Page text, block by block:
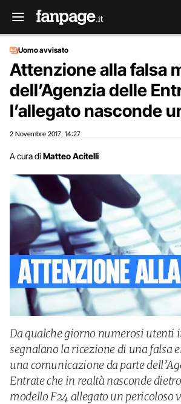
Uomo avvisato
Attenzione alla falsa
dell’Agenzia delle
l’allegato nasconde
2 Novembre 2017 14:27
A cura di Matteo Acitelli
Da qualche giorno numerosi utenti
segnalano la ricezione di una falsa
una comunicazione da parte
Entrate che in realtà nasconde
modello F24 allegato un pericoloso